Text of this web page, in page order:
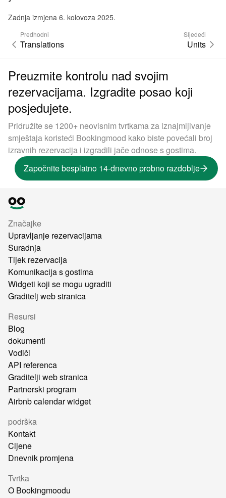
Zadnja izmjena 6. kolovoza 2025.
Predhodni
Translations
Sljedeći
Units
Preuzmite kontrolu nad svojim
rezervacijama. Izgradite posao koji
posjedujete.
Pridružite se 1200+ neovisnim tvrtkama za iznajmljivanje
smještaja koristeći Bookingmood kako biste povećali broj
izravnih rezervacija i izgradili jače odnose s gostima.
Započnite besplatno 14-dnevno probno razdoblje
Značajke
Upravljanje rezervacijama
Suradnja
Tijek rezervacija
Komunikacija s gostima
Widgeti koji se mogu ugraditi
Graditelj web stranica
Resursi
Blog
dokumenti
Vodiči
API referenca
Graditelji web stranica
Partnerski program
Airbnb calendar widget
podrška
Kontakt
Cijene
Dnevnik promjena
Tvrtka
O Bookingmoodu